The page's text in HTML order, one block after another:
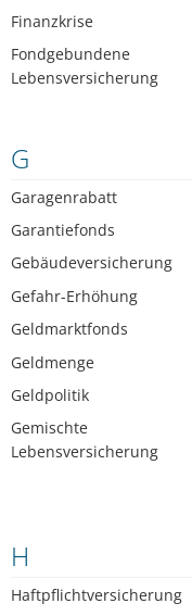
Finanzkrise
Fondgebundene
Lebensversicherung
G
Garagenrabatt
Garantiefonds
Gebäudeversicherung
Gefahr-Erhöhung
Geldmarktfonds
Geldmenge
Geldpolitik
Gemischte
Lebensversicherung
H
Haftpflichtversicherung